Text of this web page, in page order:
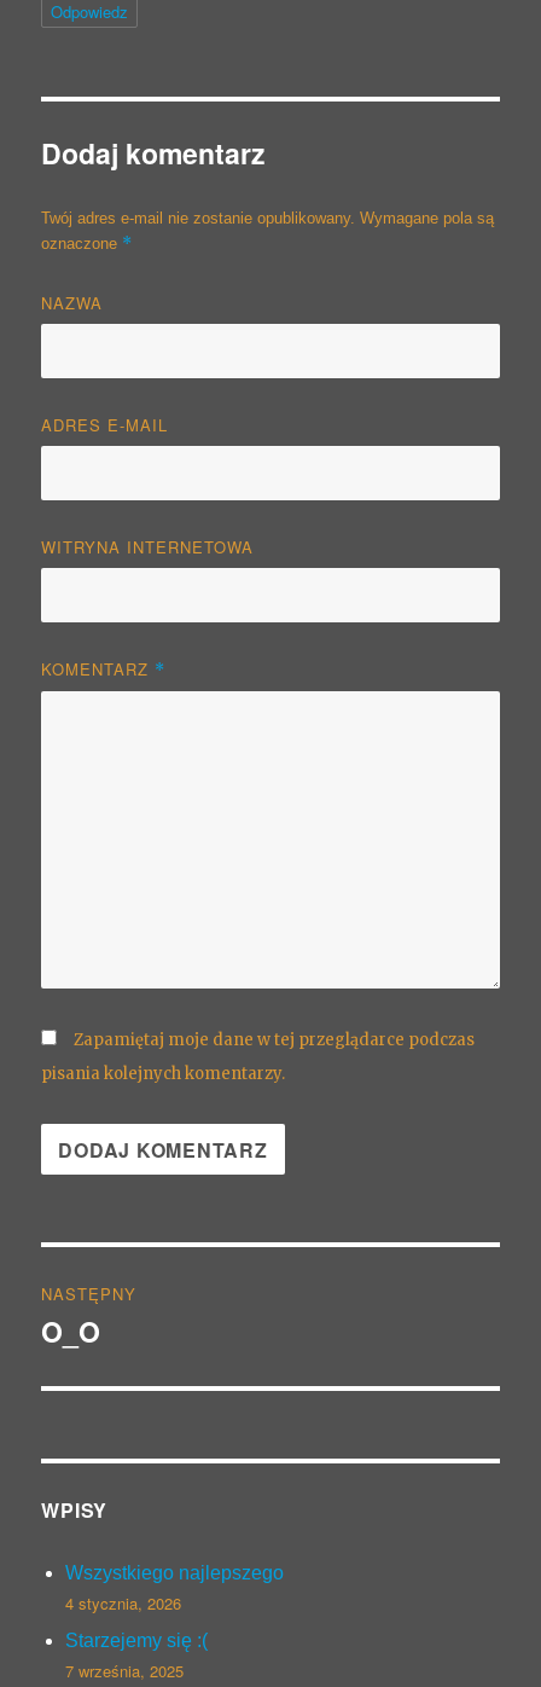
Odpowiedz
Dodaj komentarz
Twój adres e-mail nie zostanie opublikowany. Wymagane pola są
oznaczone *
NAZWA
ADRES E-MAIL
WITRYNA INTERNETOWA
KOMENTARZ *
Zapamiętaj moje dane w tej przeglądarce podczas
pisania kolejnych komentarzy.
wpisu
NASTĘPNY
Następny
O_O
WPISY
Wszystkiego najlepszego
4 stycznia, 2026
Starzejemy się :(
7 września, 2025